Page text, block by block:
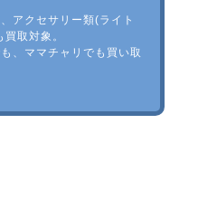
アクセサリー類(ライト
取対象。
、ママチャリでも買い取